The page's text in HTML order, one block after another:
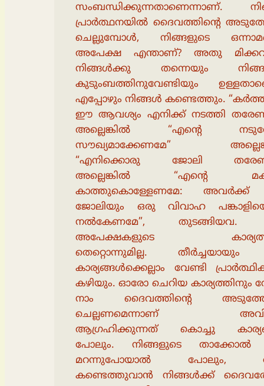
സംബന്ധിക്കുന്നതാണെന്നാണ്.
പ്രാർത്ഥനയിൽ ദൈവത്തിൻ്റെ
ചെല്ലുമ്പോൾ, നിങ്ങളുടെ
അപേക്ഷ എന്താണ്? അതു
നിങ്ങൾക്കു തന്നെയും
കുടുംബത്തിനുവേണ്ടിയും
എപ്പോഴും നിങ്ങൾ കണ്ടെത്തും.
ഈ ആവശ്യം എനിക്ക് നടത്തി
അല്ലെങ്കിൽ “എൻ്റെ
സൗഖ്യമാക്കേണമേ”
“എനിക്കൊരു ജോലി
അല്ലെങ്കിൽ “എൻ്റെ
കാത്തുകൊള്ളേണമേ:
ജോലിയും ഒരു വിവാഹ
നൽകേണമേ”,
അപേക്ഷകളുടെ
തെറ്റൊന്നുമില്ല.
കാര്യങ്ങൾക്കെല്ലാം വേണ്ടി
കഴിയും. ഓരോ ചെറിയ കാര്യത്തിനും
നാം ദൈവത്തിൻ്റെ
ചെല്ലണമെന്നാണ്
ആഗ്രഹിക്കുന്നത് കൊച്ചു
പോലും. നിങ്ങളുടെ താക്കോൽ
മറന്നുപോയാൽ പോലും,
കണ്ടെത്തുവാൻ നിങ്ങൾക്ക്